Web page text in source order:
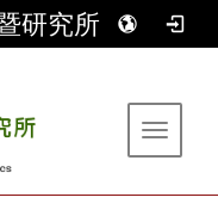
研究所
Toggle